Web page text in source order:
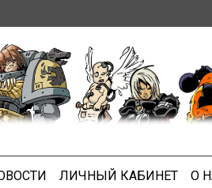
ЛИЧНЫЙ КАБИНЕТ О